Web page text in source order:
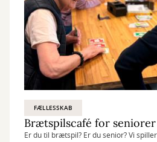
FÆLLESSKAB
Brætspilscafé for seniorer
Er du til brætspil? Er du senior? Vi